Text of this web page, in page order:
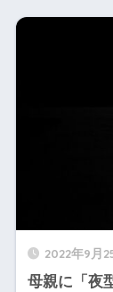
2022年9月
母親に「夜